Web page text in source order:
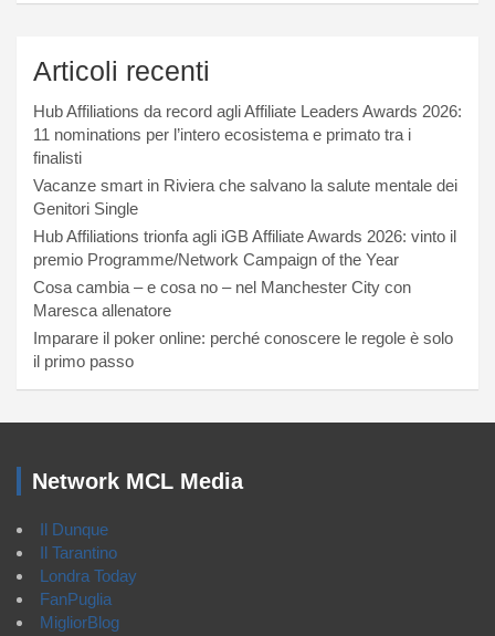
Articoli recenti
Hub Affiliations da record agli Affiliate Leaders Awards 2026:
11 nominations per l’intero ecosistema e primato tra i
finalisti
Vacanze smart in Riviera che salvano la salute mentale dei
Genitori Single
Hub Affiliations trionfa agli iGB Affiliate Awards 2026: vinto il
premio Programme/Network Campaign of the Year
Cosa cambia – e cosa no – nel Manchester City con
Maresca allenatore
Imparare il poker online: perché conoscere le regole è solo
il primo passo
Network MCL Media
Il Dunque
Il Tarantino
Londra Today
FanPuglia
MigliorBlog